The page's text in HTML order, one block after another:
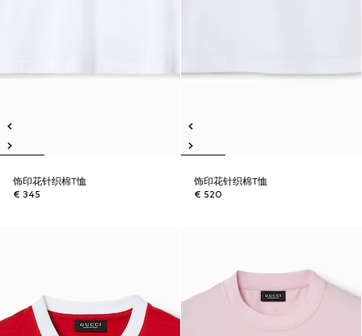
饰印花针织棉T恤
€ 345
饰印花针织棉T恤
€ 520